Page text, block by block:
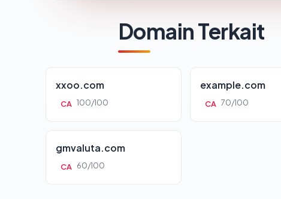
Domain Terkait
xxoo.com
CA 100/100
example.com
CA 70/100
gmvaluta.com
CA 60/100